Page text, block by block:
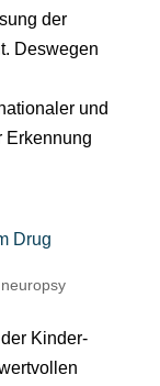
der
Deswegen
und
Erkennung
Drug
neuropsy
Kinder-